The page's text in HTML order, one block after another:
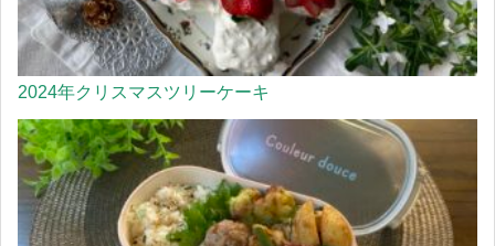
2024年クリスマスツリーケーキ